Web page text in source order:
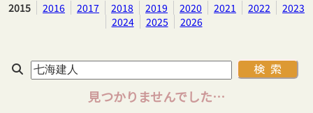
2015 2016 2017 2018 2019 2020 2021 2022
2023
2024
2025 2026
見つかりませんでした…